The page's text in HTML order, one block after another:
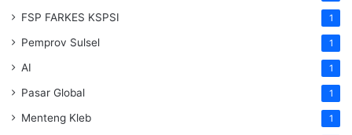
FSP FARKES KSPSI 1
Pemprov Sulsel 1
AI 1
Pasar Global 1
Menteng Kleb 1